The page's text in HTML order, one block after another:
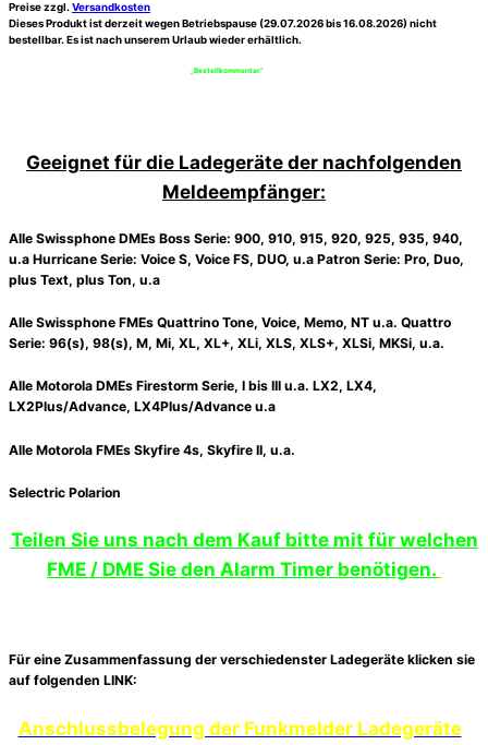
Preise zzgl.Versandkosten
Dieses Produkt ist derzeit wegen Betriebspause (29.07.2026 bis 16.08.2026) nicht
bestellbar. Es ist nach unserem Urlaub wieder erhältlich.
Bestellkommentar“
Geeignet für die Ladegeräte der nachfolgenden
Meldeempfänger:
Alle Swissphone DMEs Boss Serie: 900, 910, 915, 920, 925, 935, 940,
u.a Hurricane Serie: Voice S, Voice FS, DUO, u.a Patron Serie: Pro, Duo,
plus Text, plus Ton, u.a
Alle Swissphone FMEs Quattrino Tone, Voice, Memo, NT u.a. Quattro
Serie: 96(s), 98(s), M, Mi, XL, XL+, XLi, XLS, XLS+, XLSi, MKSi, u.a.
Alle Motorola DMEs Firestorm Serie, I bis III u.a. LX2, LX4,
LX2Plus/Advance, LX4Plus/Advance u.a
Alle Motorola FMEs Skyfire 4s, Skyfire II, u.a.
Selectric Polarion
Teilen Sie uns nach dem Kauf bitte mit für welchen
FME / DME Sie den Alarm Timer benötigen.
Für eine Zusammenfassung der verschiedenster Ladegeräte klicken sie
auf folgenden LINK:
Anschlussbelegung der Funkmelder Ladegeräte